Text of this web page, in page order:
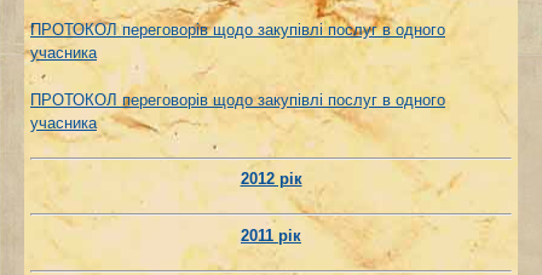
ПРОТОКОЛ переговорів щодо закупівлі послуг в одного
учасника
ПРОТОКОЛ переговорів щодо закупівлі послуг в одного
учасника
2012 рік
2011 рік